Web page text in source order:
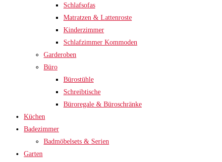
Schlafsofas
Matratzen & Lattenroste
Kinderzimmer
Schlafzimmer Kommoden
Garderoben
Büro
Bürostühle
Schreibtische
Büroregale & Büroschränke
Küchen
Badezimmer
Badmöbelsets & Serien
Garten